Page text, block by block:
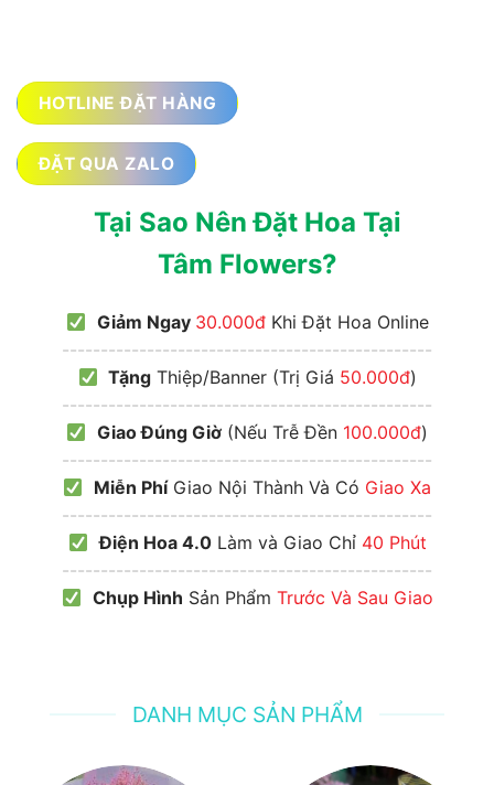
HOTLINE ĐẶT HÀNG
ĐẶT QUA ZALO
Tại Sao Nên Đặt Hoa Tại
Tâm Flowers?
Giảm Ngay 30.000đKhi Đặt Hoa Online
------------------------------------------------
TặngThiệp/Banner (Trị Giá 50.000đ)
------------------------------------------------
Giao Đúng Giờ (Nếu Trễ Đền 100.000đ)
------------------------------------------------
Miễn PhíGiao Nội Thành Và Có Giao Xa
------------------------------------------------
Điện Hoa 4.0Làm và Giao Chỉ 40 Phút
------------------------------------------------
Chụp Hình Sản Phẩm Trước Và Sau Giao
DANH MỤC SẢN PHẨM